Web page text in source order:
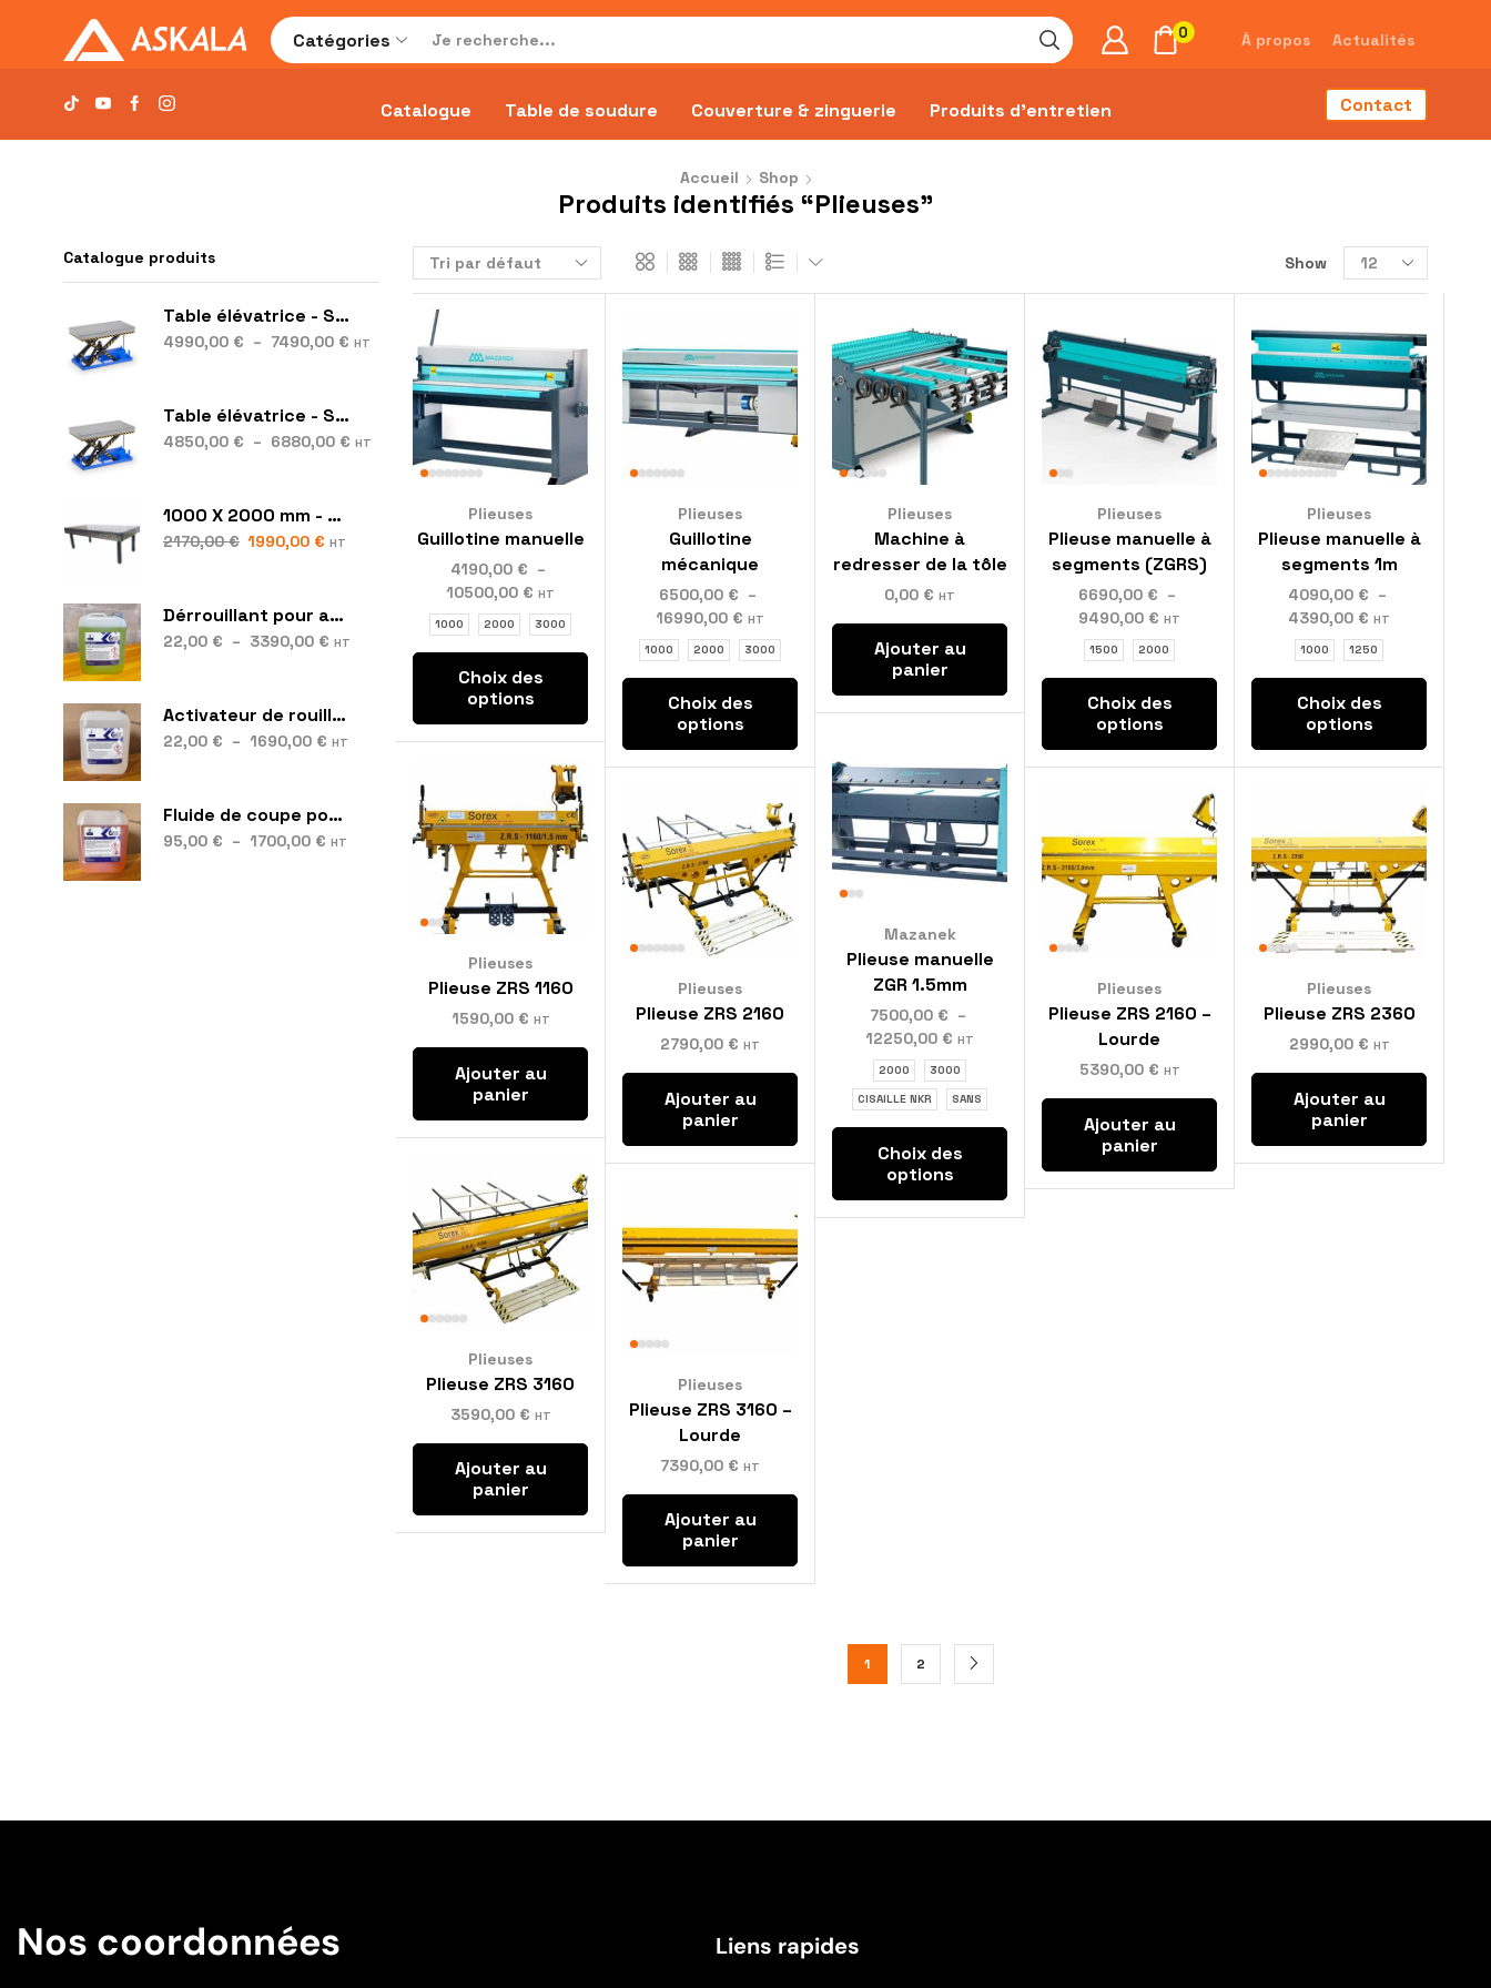
Catégories 0 À propos Actualités
Catalogue Table de soudure Couverture & zinguerie Produits d’entretien Contact
Accueil Shop
Produits identifiés “Plieuses”
Show
Plieuses
Guillotine manuelle
4190,00 € –
10500,00 € HT
1000 2000 3000
Choix des
options
Plieuses
Guillotine
mécanique
6500,00 € –
16990,00 € HT
1000 2000 3000
Choix des
options
Plieuses
Machine à
redresser de la tôle
0,00 € HT
Ajouter au
panier
Plieuses
Plieuse manuelle à
segments (ZGRS)
6690,00 € –
9490,00 € HT
1500 2000
Choix des
options
Plieuses
Plieuse manuelle à
segments 1m
4090,00 € –
4390,00 € HT
1000 1250
Choix des
options
Mazanek
Plieuse manuelle
ZGR 1.5mm
7500,00 € –
12250,00 € HT
2000
3000
CISAILLE NKR
SANS
Choix des
options
Plieuses
Plieuse ZRS 1160
1590,00 € HT
Ajouter au
panier
Plieuses
Plieuse ZRS 2160
2790,00 € HT
Ajouter au
panier
Plieuses
Plieuse ZRS 2160 –
Lourde
5390,00 € HT
Ajouter au
panier
Plieuses
Plieuse ZRS 2360
2990,00 € HT
Ajouter au
panier
Plieuses
Plieuse ZRS 3160
3590,00 € HT
Ajouter au
panier
Plieuses
Plieuse ZRS 3160 –
Lourde
7390,00 € HT
Ajouter au
panier
1 2
Catalogue produits
Table élévatrice - S28
4990,00 € – 7490,00 € HT
Table élévatrice - S16
4850,00 € – 6880,00 € HT
1000 X 2000 mm - S28
2170,00€ 1990,00 € HT
Dérrouillant pour acier et fonte – Best Rust
22,00 € – 3390,00 € HT
Activateur de rouille – Best Cort
22,00 € – 1690,00 € HT
Fluide de coupe pour machines – Best Cool
95,00 € – 1700,00 € HT
Nos coordonnées Liens rapides